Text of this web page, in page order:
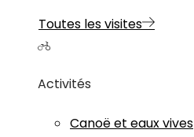
Toutes les visites
Activités
Canoë et eaux vives